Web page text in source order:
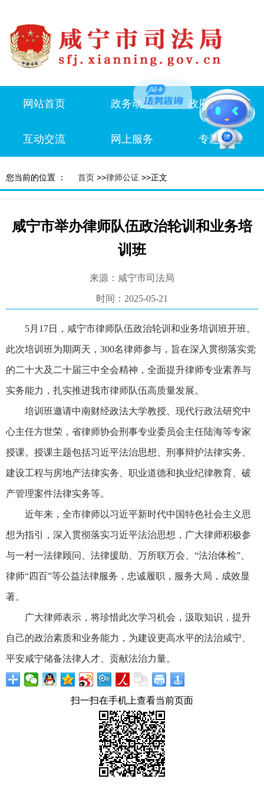
网站首页 政务动态 政府信息公开
互动交流 网上服务 专题专栏
您当前的位置 ： 首页 >>律师公证 >>正文
咸宁市举办律师队伍政治轮训和业务培
训班
来源：咸宁市司法局
时间：2025-05-21
5月17日，咸宁市律师队伍政治轮训和业务培训班开班。
此次培训班为期两天，300名律师参与，旨在深入贯彻落实党
的二十大及二十届三中全会精神，全面提升律师专业素养与
实务能力，扎实推进我市律师队伍高质量发展。
培训班邀请中南财经政法大学教授、现代行政法研究中
心主任方世荣，省律师协会刑事专业委员会主任陆海等专家
授课。授课主题包括习近平法治思想、刑事辩护法律实务、
建设工程与房地产法律实务、职业道德和执业纪律教育、破
产管理案件法律实务等。
近年来，全市律师以习近平新时代中国特色社会主义思
想为指引，深入贯彻落实习近平法治思想，广大律师积极参
与一村一法律顾问、法律援助、万所联万会、“法治体检”、
律师“四百”等公益法律服务，忠诚履职，服务大局，成效显
著。
广大律师表示，将珍惜此次学习机会，汲取知识，提升
自己的政治素质和业务能力，为建设更高水平的法治咸宁、
平安咸宁储备法律人才、贡献法治力量。
扫一扫在手机上查看当前页面